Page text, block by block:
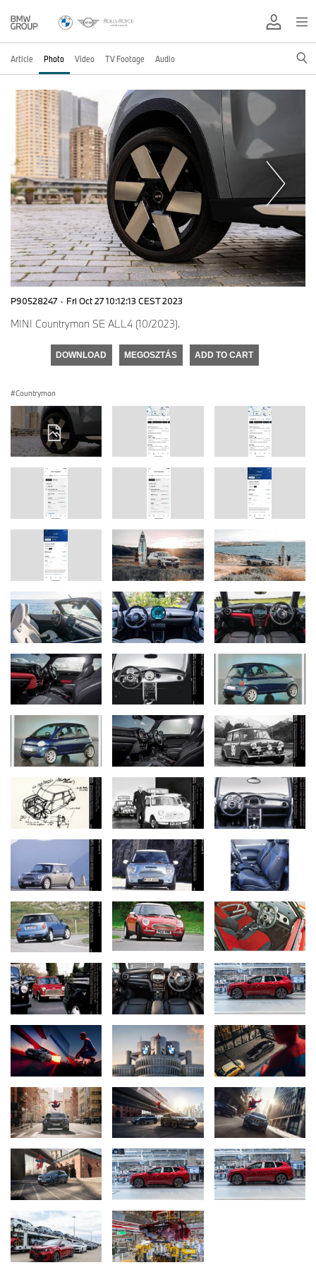
Article Photo Video TV Footage Audio
P90528247 · Fri Oct 27 10:12:13 CEST 2023
MINI Countryman SE ALL4 (10/2023).
DOWNLOAD MEGOSZTÁS ADD TO CART
Countryman